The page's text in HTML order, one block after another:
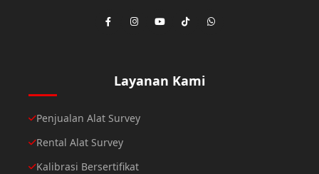
Layanan Kami
Penjualan Alat Survey
Rental Alat Survey
Kalibrasi Bersertifikat